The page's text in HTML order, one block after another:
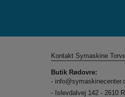
Kontakt Symaskine
Butik Rødovre:
-
- Islevdalvej 142 - 2610